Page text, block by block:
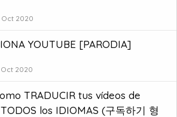
Oct 2020
YOUTUBE [PARODIA]
2020
TRADUCIR tus vídeos de
los IDIOMAS (구독하기 형